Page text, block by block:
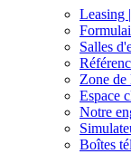
Leasing
Salles
Zone de
Espace
Notre
Boîtes